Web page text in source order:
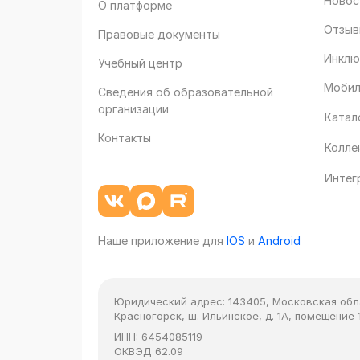
О платформе
Правовые документы
Учебный центр
Сведения об образовательной
организации
Контакты
Наше приложение для IOS и Android
Юридический адрес: 143405, Московская
Красногорск, ш. Ильинское, д. 1А, помещение
ИНН: 6454085119
ОКВЭД 62.09